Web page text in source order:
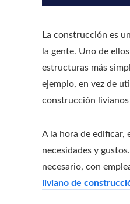
La construcción es
la gente. Uno de
estructuras más
ejemplo, en vez de
construcción livianos
A la hora de edificar,
necesidades y
necesario, con
liviano de